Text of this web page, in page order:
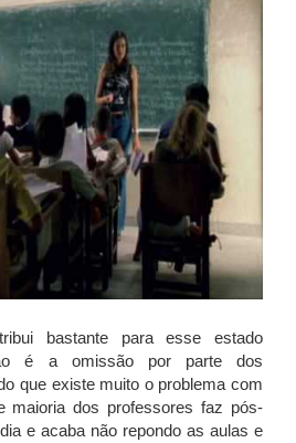
bastante para esse estado
é a omissão por parte dos
que existe muito o problema com
maioria dos professores faz pós-
e acaba não repondo as aulas e